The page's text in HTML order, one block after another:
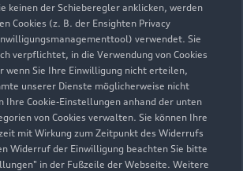
keinen der Schieberegler anklicken, werden
Cookies (z. B. der Ensighten Privacy
verwendet. Sie
verpflichtet, in die Verwendung von Cookies
wenn Sie Ihre Einwilligung nicht erteilen,
unserer Dienste möglicherweise nicht
Ihre Cookie-Einstellungen anhand der unten
von Cookies verwalten. Sie können Ihre
mit Wirkung zum Zeitpunkt des Widerrufs
Widerruf der Einwilligung beachten Sie bitte
in der Fußzeile der Webseite. Weitere
auch im Sommer glänzt: die
in einer Tasche.
World